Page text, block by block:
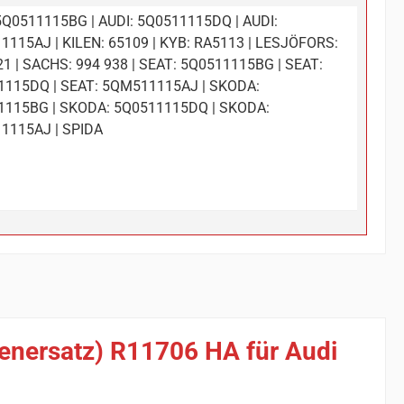
| AUDI: 5Q0511115DQ | AUDI:
| KILEN: 65109 | KYB: RA5113 | LESJÖFORS:
| SACHS: 994 938 | SEAT: 5Q0511115BG | SEAT:
| SEAT: 5QM511115AJ | SKODA:
| SKODA: 5Q0511115DQ | SKODA:
| SPIDA
R11706 HA für Audi